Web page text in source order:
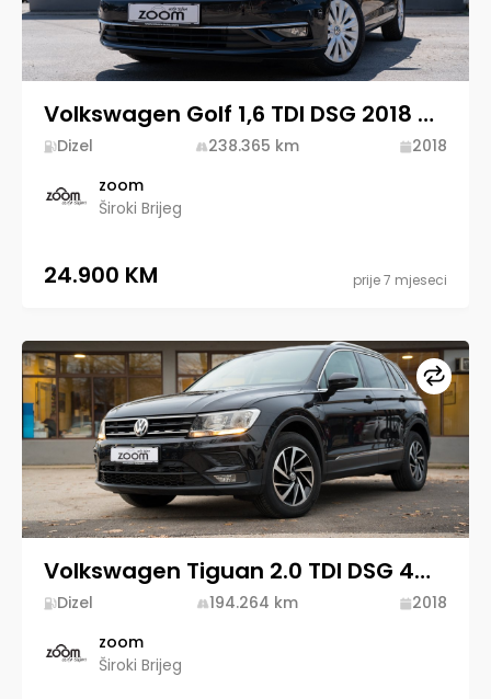
Volkswagen Golf 1,6 TDI DSG 2018 Diesel
Dizel 238.365 km
2018
zoom
Široki Brijeg
24.900 KM prije 7 mjeseci
Volkswagen Tiguan 2.0 TDI DSG 4MOTION 2018 Diesel
Dizel 194.264 km
2018
zoom
Široki Brijeg